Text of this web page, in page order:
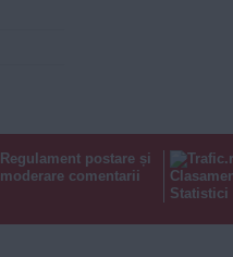
Regulament postare și
moderare comentarii